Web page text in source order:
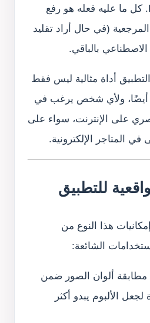
Photoshop أو Illustrator. كل ما عليه فعله هو رفع
(في حال أراد تقليد
بالباقي.
أداة مثالية ليس فقط
أيضًا، ولأي شخص يرغب في
على الإنترنت، سواء على
المتاجر الإلكترونية.
للتطبيق
هذا النوع من
الشائعة:
مطابقة ألوان الصور ضمن
الألبوم يبدو أكثر